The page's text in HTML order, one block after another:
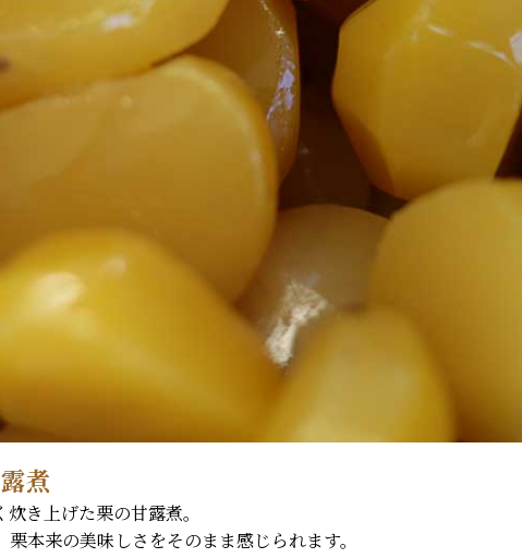
煮
き上げた栗の甘露煮。
本来の美味しさをそのまま感じられます。